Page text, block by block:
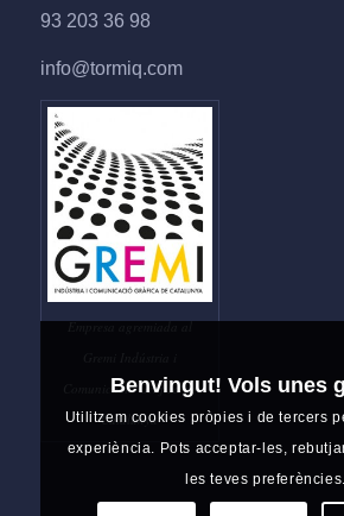
93 203 36 98
info@tormiq.com
Empresa agremiada al
Comunicació Gràfica de
Catalunya
Benvingut! Vols unes
Utilitzem cookies pròpies i de tercers
experiència. Pots acceptar-les,
les teves preferències.